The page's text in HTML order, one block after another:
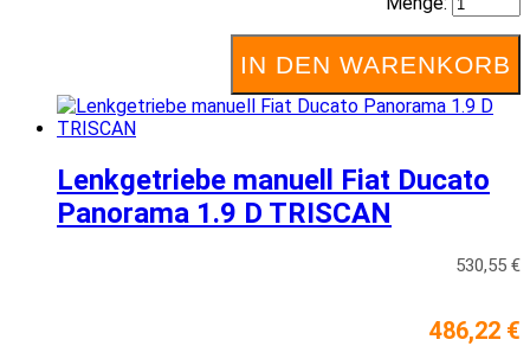
IN DEN WARENKORB
Lenkgetriebe manuell Fiat Ducato
Panorama 1.9 D TRISCAN
530,55 €
486,22 €